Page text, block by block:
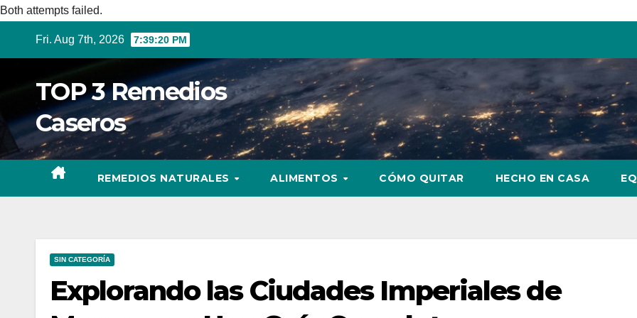
Both attempts failed.
Fri. Aug 7th, 2026 7:39:21 PM
TOP 3 Remedios
Caseros
REMEDIOS NATURALES ALIMENTOS CÓMO QUITAR HECHO EN CASA
SIN CATEGORÍA
Explorando las Ciudades Imperiales de